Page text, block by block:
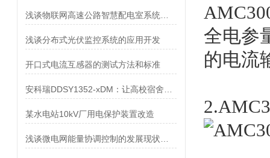
浅谈分布式光伏监控系统的应用开发
开口式电流互感器的测试方法和标准
某水电站10kV厂用电保护装置改造
全电参
的电流
2.